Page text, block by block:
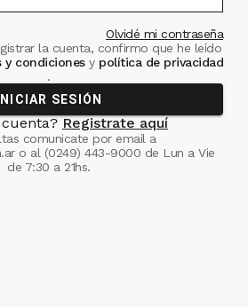
Olvidé mi contraseña
la cuenta, confirmo que he leído
y condiciones ypolítica de privacidad
.
INICIAR SESIÓN
Registrate aquí
comunicate por email a
o al (0249) 443-9000 de Lun a Vie
de 7:30 a 21hs.